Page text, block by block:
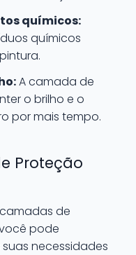
químicos:
químicos
A camada de
o brilho e o
por mais tempo.
Proteção
de
pode
necessidades